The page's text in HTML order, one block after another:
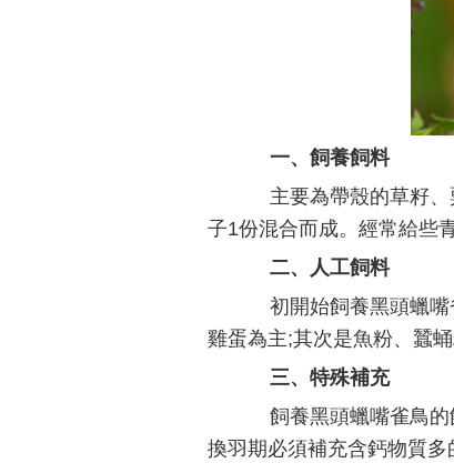
一、飼養飼料
主要為帶殼的草籽、
子1份混合而成。經常給些
二、人工飼料
初開始飼養黑頭蠟嘴
雞蛋為主;其次是魚粉、蠶
三、特殊補充
飼養黑頭蠟嘴雀鳥的
換羽期必須補充含鈣物質多